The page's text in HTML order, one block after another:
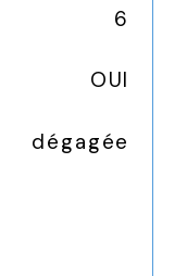
6
OUI
dégagée